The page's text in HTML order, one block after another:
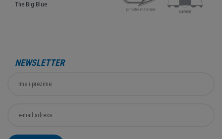
The Big Blue
NEWSLETTER